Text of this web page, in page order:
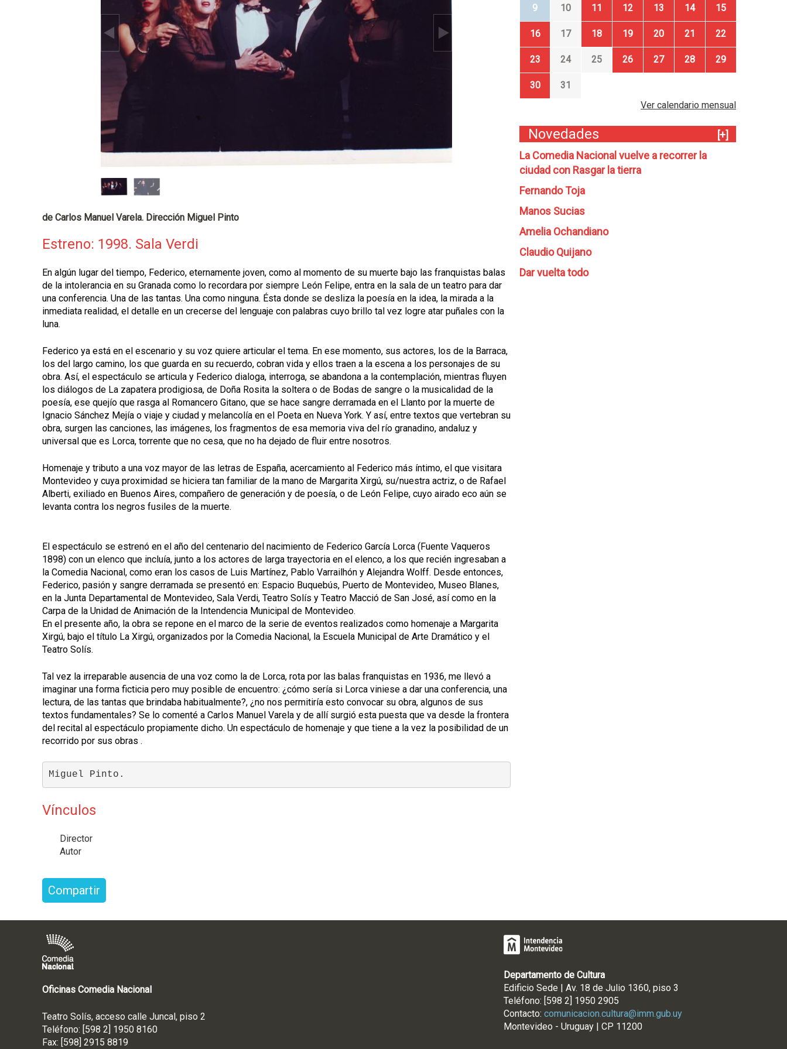
de Carlos Manuel Varela. Dirección Miguel Pinto
Estreno: 1998. Sala Verdi
En algún lugar del tiempo, Federico, eternamente joven, como al momento de su muerte bajo las franquistas balas
de la intolerancia en su Granada como lo recordara por siempre León Felipe, entra en la sala de un teatro para dar
una conferencia. Una de las tantas. Una como ninguna. Ésta donde se desliza la poesía en la idea, la mirada a la
inmediata realidad, el detalle en un crecerse del lenguaje con palabras cuyo brillo tal vez logre atar puñales con la
luna.
Federico ya está en el escenario y su voz quiere articular el tema. En ese momento, sus actores, los de la Barraca,
los del largo camino, los que guarda en su recuerdo, cobran vida y ellos traen a la escena a los personajes de su
obra. Así, el espectáculo se articula y Federico dialoga, interroga, se abandona a la contemplación, mientras fluyen
los diálogos de La zapatera prodigiosa, de Doña Rosita la soltera o de Bodas de sangre o la musicalidad de la
poesía, ese quejío que rasga al Romancero Gitano, que se hace sangre derramada en el Llanto por la muerte de
Ignacio Sánchez Mejía o viaje y ciudad y melancolía en el Poeta en Nueva York. Y así, entre textos que vertebran su
obra, surgen las canciones, las imágenes, los fragmentos de esa memoria viva del río granadino, andaluz y
universal que es Lorca, torrente que no cesa, que no ha dejado de fluir entre nosotros.
Homenaje y tributo a una voz mayor de las letras de España, acercamiento al Federico más íntimo, el que visitara
Montevideo y cuya proximidad se hiciera tan familiar de la mano de Margarita Xirgú, su/nuestra actriz, o de Rafael
Alberti, exiliado en Buenos Aires, compañero de generación y de poesía, o de León Felipe, cuyo airado eco aún se
levanta contra los negros fusiles de la muerte.
El espectáculo se estrenó en el año del centenario del nacimiento de Federico García Lorca (Fuente Vaqueros
1898) con un elenco que incluía, junto a los actores de larga trayectoria en el elenco, a los que recién ingresaban a
la Comedia Nacional, como eran los casos de Luis Martínez, Pablo Varrailhón y Alejandra Wolff. Desde entonces,
Federico, pasión y sangre derramada se presentó en: Espacio Buquebús, Puerto de Montevideo, Museo Blanes,
en la Junta Departamental de Montevideo, Sala Verdi, Teatro Solís y Teatro Macció de San José, así como en la
Carpa de la Unidad de Animación de la Intendencia Municipal de Montevideo.
En el presente año, la obra se repone en el marco de la serie de eventos realizados como homenaje a Margarita
Xirgú, bajo el título La Xirgú, organizados por la Comedia Nacional, la Escuela Municipal de Arte Dramático y el
Teatro Solís.
Tal vez la irreparable ausencia de una voz como la de Lorca, rota por las balas franquistas en 1936, me llevó a
imaginar una forma ficticia pero muy posible de encuentro: ¿cómo sería si Lorca viniese a dar una conferencia, una
lectura, de las tantas que brindaba habitualmente?, ¿no nos permitiría esto convocar su obra, algunos de sus
textos fundamentales? Se lo comenté a Carlos Manuel Varela y de allí surgió esta puesta que va desde la frontera
del recital al espectáculo propiamente dicho. Un espectáculo de homenaje y que tiene a la vez la posibilidad de un
recorrido por sus obras .
Miguel Pinto.
Vínculos
Director
Autor
Compartir
9 10 11 12 13 14 15
16 17 18 19 20 21 22
23 24 25 26 27 28 29
30
31
Ver calendario mensual
Novedades
[+]
La Comedia Nacional vuelve a recorrer la
ciudad con Rasgar la tierra
Fernando Toja
Manos Sucias
Amelia Ochandiano
Claudio Quijano
Dar vuelta todo
Oficinas Comedia Nacional
Teatro Solís, acceso calle Juncal, piso 2
Teléfono: [598 2] 1950 8160
Fax: [598] 2915 8819
Departamento de Cultura
Edificio Sede | Av. 18 de Julio 1360, piso 3
Teléfono: [598 2] 1950 2905
Contacto: comunicacion.cultura@imm.gub.uy
Montevideo - Uruguay | CP 11200